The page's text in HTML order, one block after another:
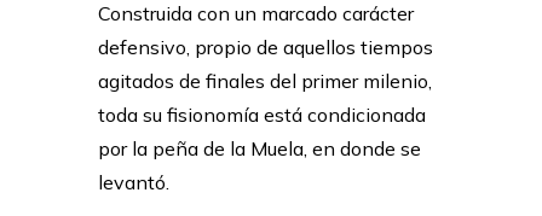
Construida con un marcado carácter
defensivo, propio de aquellos tiempos
agitados de finales del primer milenio,
toda su fisionomía está condicionada
por la peña de la Muela, en donde se
levantó.